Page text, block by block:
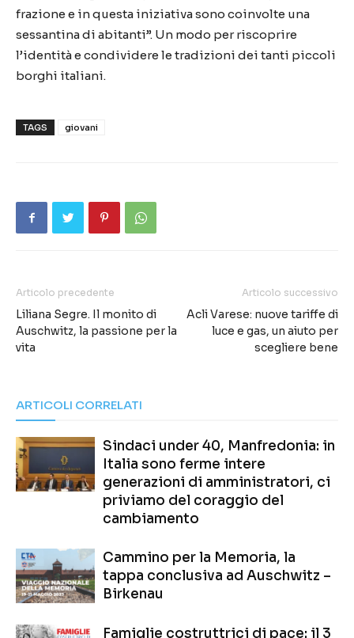
frazione e in questa iniziativa sono coinvolte una
sessantina di abitanti”. Un modo per riscoprire
l’identità e condividere le tradizioni dei tanti piccoli
borghi italiani.
TAGS giovani
Articolo precedente
Liliana Segre. Il monito di
Auschwitz, la passione per la
vita
Articolo successivo
Acli Varese: nuove tariffe di
luce e gas, un aiuto per
scegliere bene
ARTICOLI CORRELATI
Sindaci under 40, Manfredonia: in
Italia sono ferme intere
generazioni di amministratori, ci
priviamo del coraggio del
cambiamento
Cammino per la Memoria, la
tappa conclusiva ad Auschwitz –
Birkenau
Famiglie costruttrici di pace: il 3